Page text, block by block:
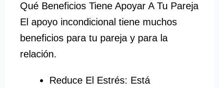
Qué Beneficios Tiene Apoyar A Tu Pareja
El apoyo incondicional tiene muchos
beneficios para tu pareja y para la
relación.
Reduce El Estrés: Está